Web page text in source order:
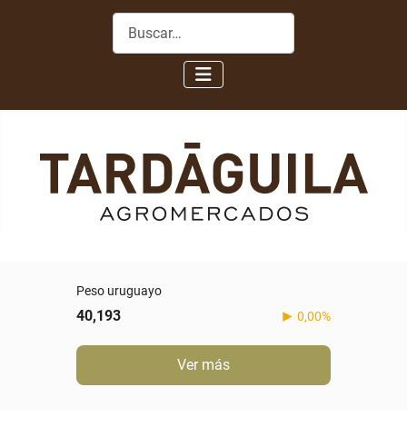
Buscar
Peso uruguayo
40,193 0,00%
Ver más